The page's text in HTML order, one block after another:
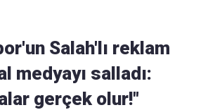
Salah'lı reklam
medyayı salladı:
gerçek olur!"